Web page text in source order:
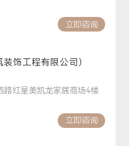
立即咨询
饰工程有限公司）
路红星美凯龙家居商场4楼
立即咨询